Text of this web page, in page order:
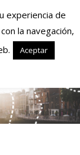
en
experiencia de
la navegación,
Aceptar